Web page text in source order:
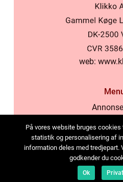
web:
På vores website bruges
statistik og personalisering af
information deles med tredjepart.
godkender du
Ok